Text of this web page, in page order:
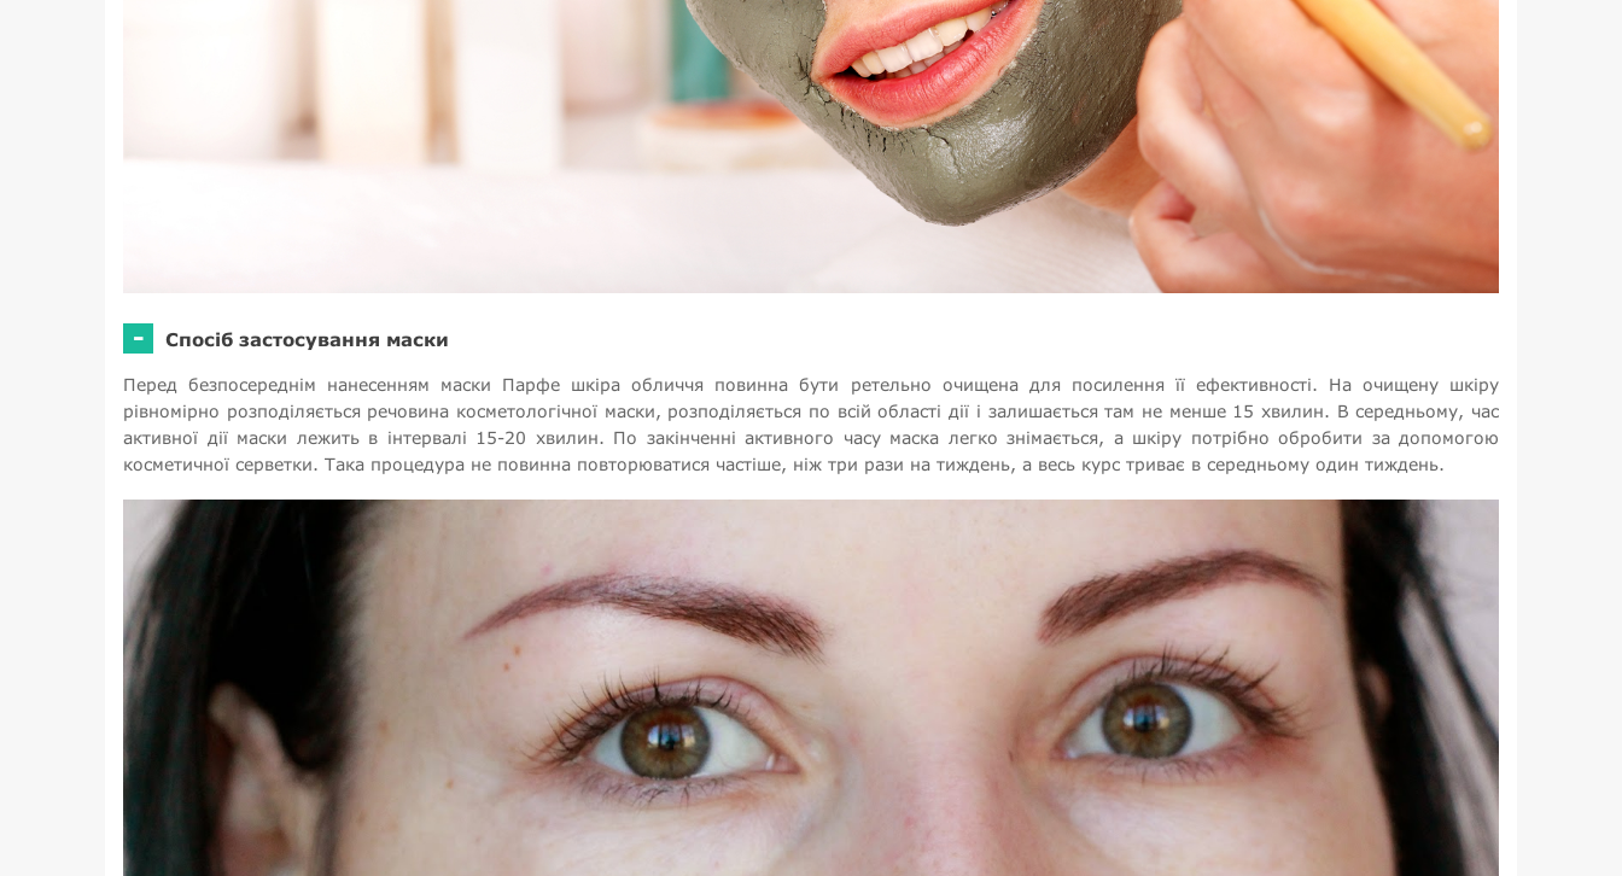
- Спосіб застосування маски
Перед безпосереднім нанесенням маски Парфе шкіра обличчя повинна бути ретельно очищена для посилення її ефективності. На очищену шкіру
рівномірно розподіляється речовина косметологічної маски, розподіляється по всій області дії і залишається там не менше 15 хвилин. В середньому, час
активної дії маски лежить в інтервалі 15-20 хвилин. По закінченні активного часу маска легко знімається, а шкіру потрібно обробити за допомогою
косметичної серветки. Така процедура не повинна повторюватися частіше, ніж три рази на тиждень, а весь курс триває в середньому один тиждень.